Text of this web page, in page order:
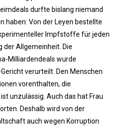
durfte bislang niemand
haben: Von der Leyen bestellte
Impfstoffe für jeden
der Allgemeinheit. Die
Milliardendeals wurde
verurteilt. Den Menschen
vorenthalten, die
unzulässig. Auch das hat Frau
Deshalb wird von der
auch wegen Korruption